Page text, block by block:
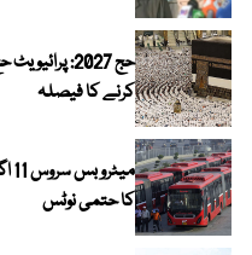
حج 2027:
کرنے کا فیصلہ
کا حتمی نوٹس